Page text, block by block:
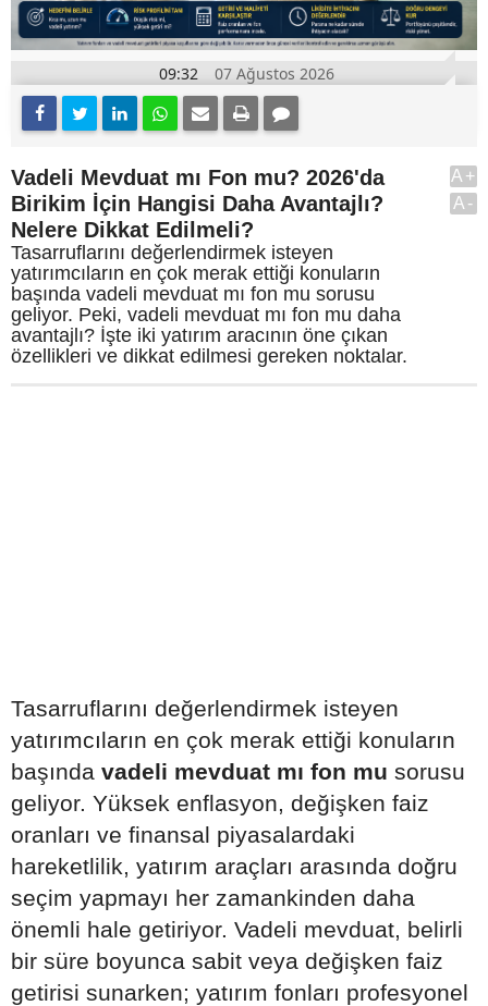
09:32 07 Ağustos 2026
Vadeli Mevduat mı Fon mu? 2026'da
Birikim İçin Hangisi Daha Avantajlı?
Nelere Dikkat Edilmeli?
Tasarruflarını değerlendirmek isteyen
yatırımcıların en çok merak ettiği konuların
başında vadeli mevduat mı fon mu sorusu
geliyor. Peki, vadeli mevduat mı fon mu daha
avantajlı? İşte iki yatırım aracının öne çıkan
özellikleri ve dikkat edilmesi gereken noktalar.
A+
A-
Tasarruflarını değerlendirmek isteyen
yatırımcıların en çok merak ettiği konuların
başında vadeli mevduat mı fon mu sorusu
geliyor. Yüksek enflasyon, değişken faiz
oranları ve finansal piyasalardaki
hareketlilik, yatırım araçları arasında doğru
seçim yapmayı her zamankinden daha
önemli hale getiriyor. Vadeli mevduat, belirli
bir süre boyunca sabit veya değişken faiz
getirisi sunarken; yatırım fonları profesyonel